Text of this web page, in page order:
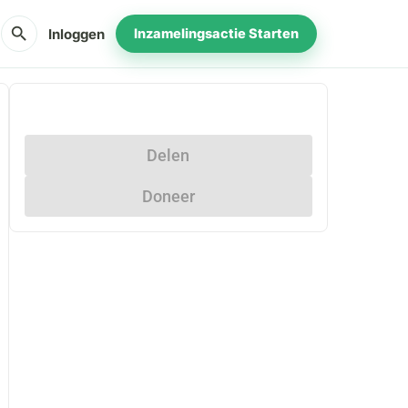
search Inloggen Inzamelingsactie Starten
Delen
Doneer